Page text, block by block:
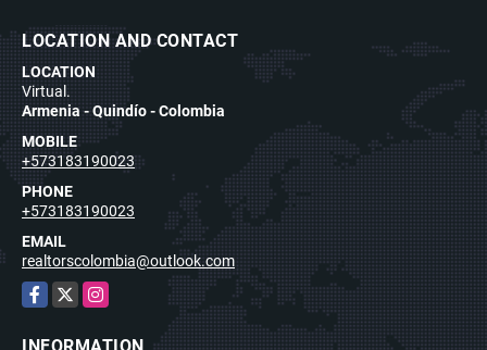
LOCATION AND CONTACT
LOCATION
Virtual.
Armenia - Quindío - Colombia
MOBILE
+573183190023
PHONE
+573183190023
EMAIL
realtorscolombia@outlook.com
Facebook
X Instagram